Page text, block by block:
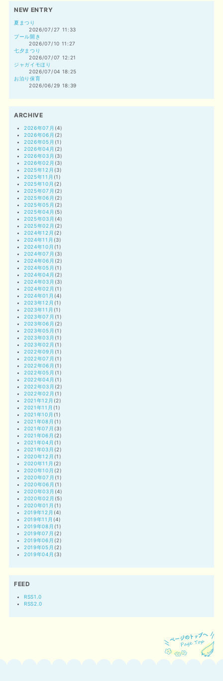
NEW ENTRY
夏まつり
2026/07/27 11:33
プール開き
2026/07/10 11:27
七夕まつり
2026/07/07 12:21
ジャガイモほり
2026/07/04 18:25
お泊り保育
2026/06/29 18:39
ARCHIVE
2026年07月 (4)
2026年06月 (2)
2026年05月 (1)
2026年04月 (2)
2026年03月 (3)
2026年02月 (3)
2025年12月 (3)
2025年11月 (1)
2025年10月 (2)
2025年07月 (2)
2025年06月 (2)
2025年05月 (2)
2025年04月 (5)
2025年03月 (4)
2025年02月 (2)
2024年12月 (2)
2024年11月 (3)
2024年10月 (1)
2024年07月 (3)
2024年06月 (2)
2024年05月 (1)
2024年04月 (2)
2024年03月 (3)
2024年02月 (1)
2024年01月 (4)
2023年12月 (1)
2023年11月 (1)
2023年07月 (1)
2023年06月 (2)
2023年05月 (1)
2023年03月 (1)
2023年02月 (1)
2022年09月 (1)
2022年07月 (1)
2022年06月 (1)
2022年05月 (1)
2022年04月 (1)
2022年03月 (2)
2022年02月 (1)
2021年12月 (2)
2021年11月 (1)
2021年10月 (1)
2021年08月 (1)
2021年07月 (3)
2021年06月 (2)
2021年04月 (1)
2021年03月 (2)
2020年12月 (1)
2020年11月 (2)
2020年10月 (2)
2020年07月 (1)
2020年06月 (1)
2020年03月 (4)
2020年02月 (5)
2020年01月 (1)
2019年12月 (4)
2019年11月 (4)
2019年08月 (1)
2019年07月 (2)
2019年06月 (2)
2019年05月 (2)
2019年04月 (3)
FEED
RSS1.0
RSS2.0